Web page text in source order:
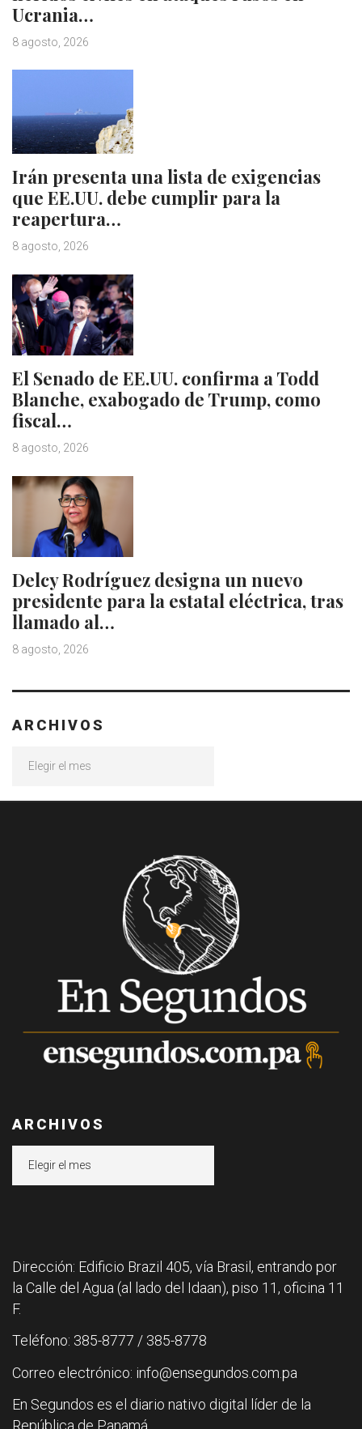
Ucrania…
8 agosto, 2026
Irán presenta una lista de exigencias
que EE.UU. debe cumplir para la
reapertura…
8 agosto, 2026
El Senado de EE.UU. confirma a Todd
Blanche, exabogado de Trump, como
fiscal…
8 agosto, 2026
Delcy Rodríguez designa un nuevo
presidente para la estatal eléctrica, tras
llamado al…
8 agosto, 2026
ARCHIVOS
ARCHIVOS
Dirección: Edificio Brazil 405, vía Brasil, entrando por
la Calle del Agua (al lado del Idaan), piso 11, oficina 11
F.
Teléfono: 385-8777 / 385-8778
Correo electrónico: info@ensegundos.com.pa
En Segundos es el diario nativo digital líder de la